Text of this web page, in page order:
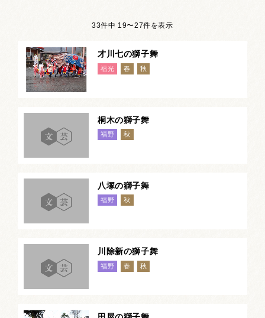
33件中 19〜27件を表示
才川七の獅子舞
福光 春 秋
桐木の獅子舞
福野 秋
八塚の獅子舞
福野 秋
川除新の獅子舞
福野 春 秋